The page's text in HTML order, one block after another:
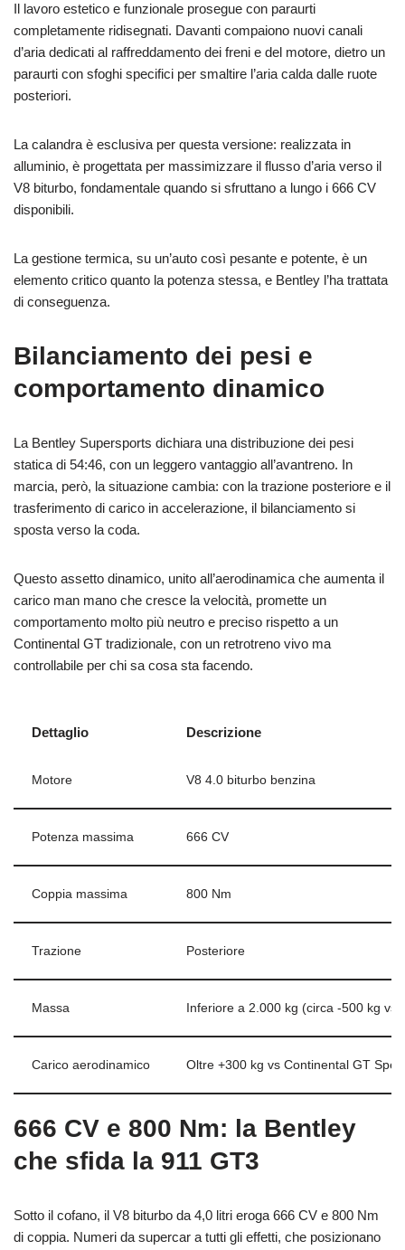
Il lavoro estetico e funzionale prosegue con paraurti
completamente ridisegnati. Davanti compaiono nuovi canali
d’aria dedicati al raffreddamento dei freni e del motore, dietro un
paraurti con sfoghi specifici per smaltire l’aria calda dalle ruote
posteriori.
La calandra è esclusiva per questa versione: realizzata in
alluminio, è progettata per massimizzare il flusso d’aria verso il
V8 biturbo, fondamentale quando si sfruttano a lungo i 666 CV
disponibili.
La gestione termica, su un’auto così pesante e potente, è un
elemento critico quanto la potenza stessa, e Bentley l’ha trattata
di conseguenza.
Bilanciamento dei pesi e
comportamento dinamico
La Bentley Supersports dichiara una distribuzione dei pesi
statica di 54:46, con un leggero vantaggio all’avantreno. In
marcia, però, la situazione cambia: con la trazione posteriore e il
trasferimento di carico in accelerazione, il bilanciamento si
sposta verso la coda.
Questo assetto dinamico, unito all’aerodinamica che aumenta il
carico man mano che cresce la velocità, promette un
comportamento molto più neutro e preciso rispetto a un
Continental GT tradizionale, con un retrotreno vivo ma
controllabile per chi sa cosa sta facendo.
Dettaglio Descrizione
Motore V8 4.0 biturbo benzina
Potenza massima 666 CV
Coppia massima 800 Nm
Trazione Posteriore
Massa Inferiore a 2.000 kg (circa -500 kg vs
Carico aerodinamico Oltre +300 kg vs Continental GT
666 CV e 800 Nm: la Bentley
che sfida la 911 GT3
Sotto il cofano, il V8 biturbo da 4,0 litri eroga 666 CV e 800 Nm
di coppia. Numeri da supercar a tutti gli effetti, che posizionano